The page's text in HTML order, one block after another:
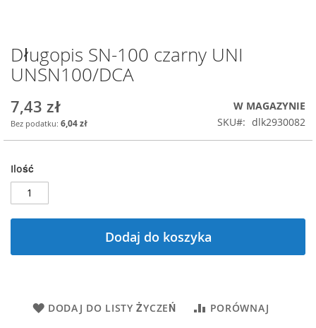
Przejdź
na
początek
Długopis SN-100 czarny UNI
UNSN100/DCA
7,43 zł
6,04 zł
W MAGAZYNIE
SKU
dlk2930082
Ilość
Dodaj do koszyka
DODAJ DO LISTY ŻYCZEŃ PORÓWNAJ